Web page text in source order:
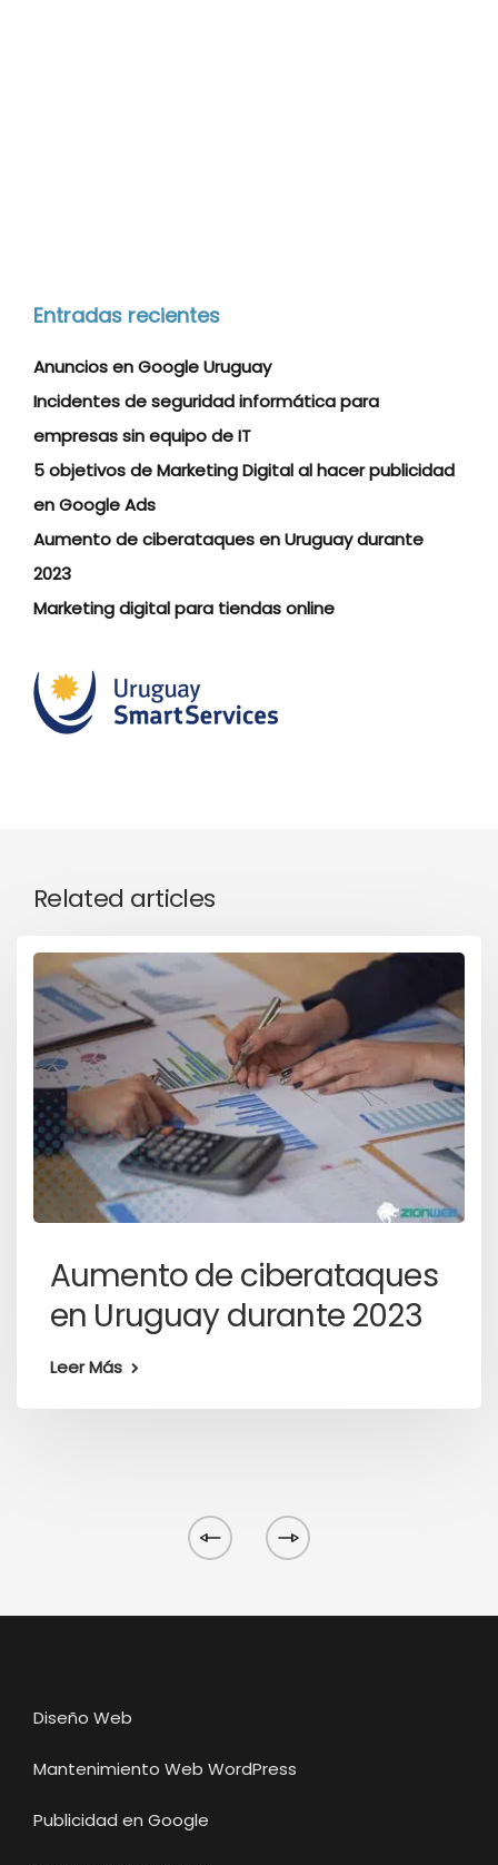
Entradas recientes
Anuncios en Google Uruguay
Incidentes de seguridad informática para
empresas sin equipo de IT
5 objetivos de Marketing Digital al hacer publicidad
en Google Ads
Aumento de ciberataques en Uruguay durante
2023
Marketing digital para tiendas online
Related articles
Aumento de ciberataques
en Uruguay durante 2023
Leer Más
Diseño Web
Mantenimiento Web WordPress
Publicidad en Google